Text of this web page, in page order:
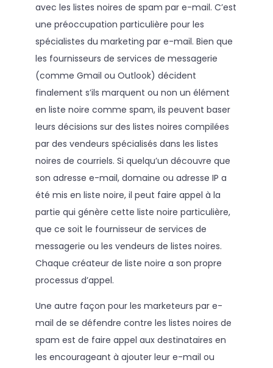
avec les listes noires de spam par e-mail. C’est
une préoccupation particulière pour les
spécialistes du marketing par e-mail. Bien que
les fournisseurs de services de messagerie
(comme Gmail ou Outlook) décident
finalement s’ils marquent ou non un élément
en liste noire comme spam, ils peuvent baser
leurs décisions sur des listes noires compilées
par des vendeurs spécialisés dans les listes
noires de courriels. Si quelqu’un découvre que
son adresse e-mail, domaine ou adresse IP a
été mis en liste noire, il peut faire appel à la
partie qui génère cette liste noire particulière,
que ce soit le fournisseur de services de
messagerie ou les vendeurs de listes noires.
Chaque créateur de liste noire a son propre
processus d’appel.
Une autre façon pour les marketeurs par e-
mail de se défendre contre les listes noires de
spam est de faire appel aux destinataires en
les encourageant à ajouter leur e-mail ou